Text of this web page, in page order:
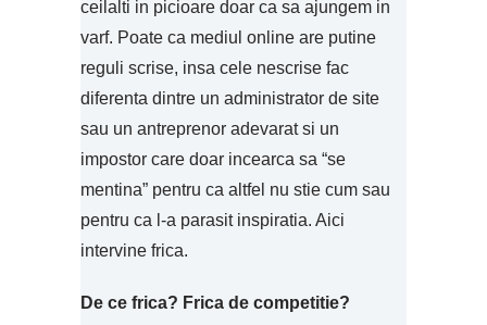
ceilalti in picioare doar ca sa ajungem in
varf. Poate ca mediul online are putine
reguli scrise, insa cele nescrise fac
diferenta dintre un administrator de site
sau un antreprenor adevarat si un
impostor care doar incearca sa “se
mentina” pentru ca altfel nu stie cum sau
pentru ca l-a parasit inspiratia. Aici
intervine frica.
De ce frica? Frica de competitie?